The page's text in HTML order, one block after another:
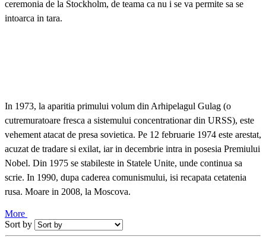
ceremonia de la Stockholm, de teama ca nu i se va permite sa se
intoarca in tara.
In 1973, la aparitia primului volum din Arhipelagul Gulag (o
cutremuratoare fresca a sistemului concentrationar din URSS), este
vehement atacat de presa sovietica. Pe 12 februarie 1974 este arestat,
acuzat de tradare si exilat, iar in decembrie intra in posesia Premiului
Nobel. Din 1975 se stabileste in Statele Unite, unde continua sa
scrie. In 1990, dupa caderea comunismului, isi recapata cetatenia
rusa. Moare in 2008, la Moscova.
More
Sort by